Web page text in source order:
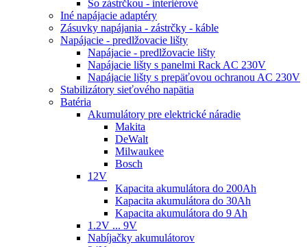
So zástrčkou - interiérové
Iné napájacie adaptéry
Zásuvky napájania - zástrčky - káble
Napájacie - predlžovacie lišty
Napájacie - predlžovacie lišty
Napájacie lišty s panelmi Rack AC 230V
Napájacie lišty s prepäťovou ochranou AC 230V
Stabilizátory sieťového napätia
Batéria
Akumulátory pre elektrické náradie
Makita
DeWalt
Milwaukee
Bosch
12V
Kapacita akumulátora do 200Ah
Kapacita akumulátora do 30Ah
Kapacita akumulátora do 9 Ah
1.2V ... 9V
Nabíjačky akumulátorov